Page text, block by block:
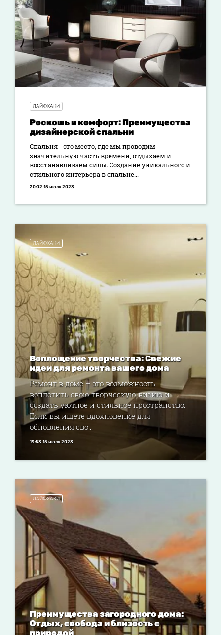
ЛАЙФХАКИ
Роскошь и комфорт: Преимущества
дизайнерской спальни
Спальня - это место, где мы проводим
значительную часть времени, отдыхаем и
восстанавливаем силы. Создание уникального и
стильного интерьера в спальне...
20:02 15 июля 2023
ЛАЙФХАКИ
Воплощение творчества: Свежие
идеи для ремонта вашего дома
Ремонт в доме – это возможность
воплотить свою творческую визию и
создать уютное и стильное пространство.
Если вы ищете вдохновение для
обновления сво...
19:53 15 июля 2023
ЛАЙФХАКИ
Преимущества загородного дома:
Отдых, свобода и близость с
природой